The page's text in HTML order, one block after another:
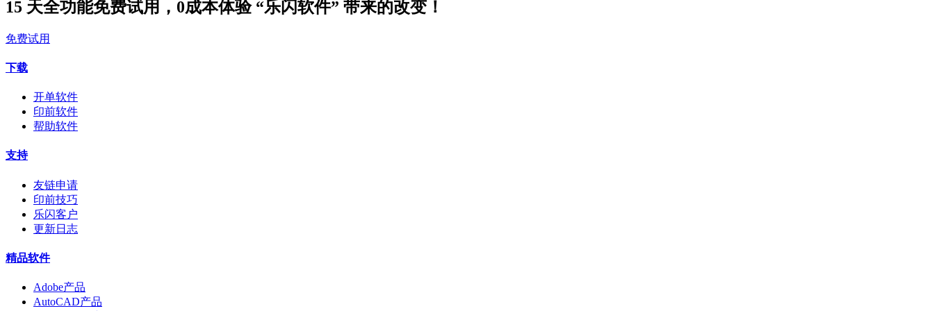
15 天全功能免费试用，0成本体验 “乐闪软件” 带来的改变！
免费试用
下载
开单软件
印前软件
帮助软件
支持
友链申请
印前技巧
乐闪客户
更新日志
精品软件
Adobe产品
AutoCAD产品